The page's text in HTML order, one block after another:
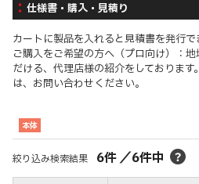
仕様書・購入・見積り
カートに製品を入れると見積書を発行で
ご購入をご希望の方へ（プロ向け）：
だける、代理店様の紹介をしておりま
は、お問い合わせください。
本体
絞り込み検索結果 6件／6件中